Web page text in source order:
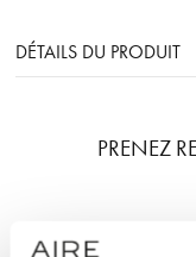
DÉTAILS DU PRODUIT
PRENEZ